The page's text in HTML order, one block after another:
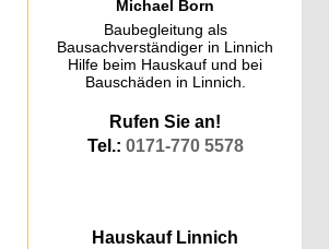
Michael Born
Baubegleitung als
Bausachverständiger in Linnich
Hilfe beim Hauskauf und bei
Bauschäden in Linnich.
Rufen Sie an!
Tel.: 0171-770 5578
Hauskauf Linnich